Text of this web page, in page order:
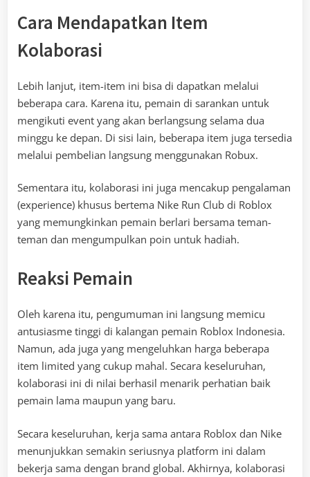
Cara Mendapatkan Item
Kolaborasi
Lebih lanjut, item-item ini bisa di dapatkan melalui
beberapa cara. Karena itu, pemain di sarankan untuk
mengikuti event yang akan berlangsung selama dua
minggu ke depan. Di sisi lain, beberapa item juga tersedia
melalui pembelian langsung menggunakan Robux.
Sementara itu, kolaborasi ini juga mencakup pengalaman
(experience) khusus bertema Nike Run Club di Roblox
yang memungkinkan pemain berlari bersama teman-
teman dan mengumpulkan poin untuk hadiah.
Reaksi Pemain
Oleh karena itu, pengumuman ini langsung memicu
antusiasme tinggi di kalangan pemain Roblox Indonesia.
Namun, ada juga yang mengeluhkan harga beberapa
item limited yang cukup mahal. Secara keseluruhan,
kolaborasi ini di nilai berhasil menarik perhatian baik
pemain lama maupun yang baru.
Secara keseluruhan, kerja sama antara Roblox dan Nike
menunjukkan semakin seriusnya platform ini dalam
bekerja sama dengan brand global. Akhirnya, kolaborasi